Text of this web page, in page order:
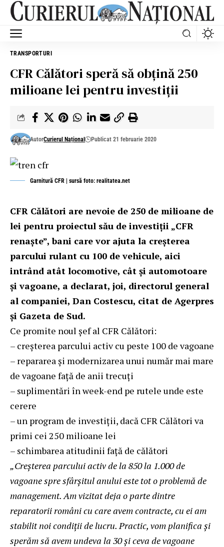
TRANSPORTURI
CFR Călători speră să obțină 250
milioane lei pentru investiții
AutorCurierul Național Publicat 21 februarie 2020
Garnitură CFR | sursă foto: realitatea.net
CFR Călători are nevoie de 250 de milioane de
lei pentru proiectul său de investiţii „CFR
renaşte”, bani care vor ajuta la creşterea
parcului rulant cu 100 de vehicule, aici
intrând atât locomotive, cât şi automotoare
şi vagoane, a declarat, joi, directorul general
al companiei, Dan Costescu, citat de Agerpres
și Gazeta de Sud.
Ce promite noul șef al CFR Călători:
– creșterea parcului activ cu peste 100 de vagoane
– repararea și modernizarea unui număr mai mare
de vagoane față de anii trecuți
– suplimentări în week-end pe rutele unde este
cerere
– un program de investiții, dacă CFR Călători va
primi cei 250 milioane lei
– schimbarea atitudinii față de călători
„Creşterea parcului activ de la 850 la 1.000 de
vagoane spre sfârşitul anului este tot o problemă de
management. Am vizitat deja o parte dintre
reparatorii români cu care avem contracte, cu ei am
stabilit noi condiţii de lucru. Practic, vom planifica şi
sperăm să avem undeva la 30 şi ceva de vagoane